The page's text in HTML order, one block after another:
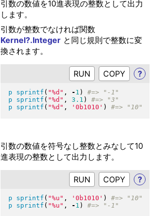
引数の数値を10進表現の整数として出力
します。
引数が整数でなければ関数
Kernel?.Integerと同じ規則で整数に変
換されます。
RUN ?
p sprintf ( "%d " , - 1 )
p
sprintf ( "%d " , 3.1 )
p
sprintf ( "%d " , '0b1010' )
引数の数値を符号なし整数とみなして10
進表現の整数として出力します。
RUN ?
p sprintf ( "%u " , '0b1010' )
p
sprintf ( "%u " , - 1 )